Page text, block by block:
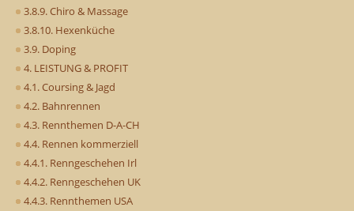
3.8.9. Chiro & Massage
3.8.10. Hexenküche
3.9. Doping
4. LEISTUNG & PROFIT
4.1. Coursing & Jagd
4.2. Bahnrennen
4.3. Rennthemen D-A-CH
4.4. Rennen kommerziell
4.4.1. Renngeschehen Irl
4.4.2. Renngeschehen UK
4.4.3. Rennthemen USA